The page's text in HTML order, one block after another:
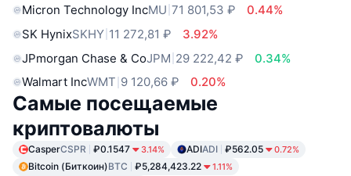
Micron Technology IncMU 71 801,53 ₽
0.44%
SK HynixSKHY 11 272,81 ₽
3.92%
JPmorgan Chase & CoJPM 29 222,42 ₽
0.34%
Walmart IncWMT 9 120,66 ₽ 0.20%
Самые посещаемые
криптовалюты
CasperCSPR ₽0.1547 3.14% ADIADI ₽562.05 0.72%
Bitcoin (Биткоин)BTC ₽5,284,423.22 1.11%